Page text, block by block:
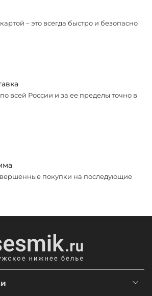
– это всегда быстро и безопасно
всей России и за ее пределы точно в
покупки на последующие